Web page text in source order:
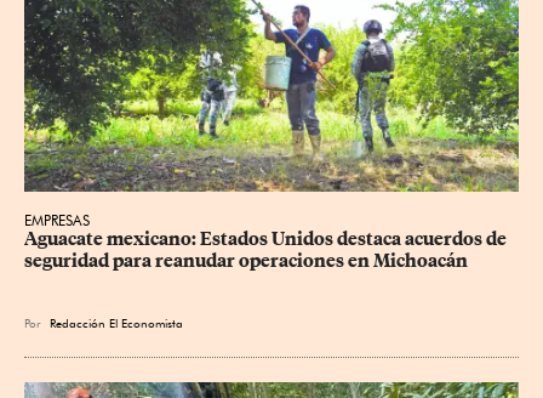
EMPRESAS
Aguacate mexicano: Estados Unidos destaca acuerdos de
seguridad para reanudar operaciones en Michoacán
Por Redacción El Economista